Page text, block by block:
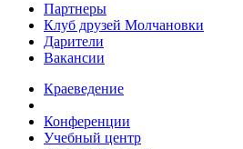
Партнеры
Клуб друзей Молчановки
Дарители
Вакансии
Краеведение
Конференции
Учебный центр